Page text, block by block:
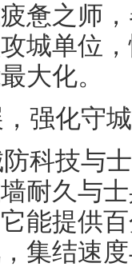
惫之师
城单位
大化。
强化守
科技与
耐久与
能提供
集结速